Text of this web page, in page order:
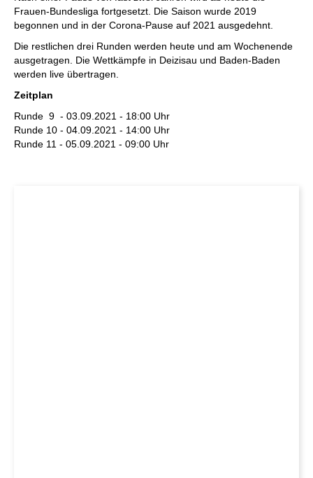
Frauen-Bundesliga fortgesetzt. Die Saison wurde 2019
begonnen und in der Corona-Pause auf 2021 ausgedehnt.
Die restlichen drei Runden werden heute und am Wochenende
ausgetragen. Die Wettkämpfe in Deizisau und Baden-Baden
werden live übertragen.
Zeitplan
Runde 9 - 03.09.2021 - 18:00 Uhr
Runde 10 - 04.09.2021 - 14:00 Uhr
Runde 11 - 05.09.2021 - 09:00 Uhr